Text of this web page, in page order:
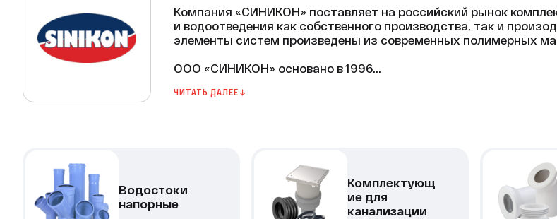
Компания «СИНИКОН» поставляет на российский рынок
и водоотведения как собственного производства, так и
элементы систем произведены из современных полимерных
ООО «СИНИКОН» основано в 1996...
ЧИТАТЬ ДАЛЕЕ ↓
Водостоки
напорные
Комплектующ
ие для
канализации